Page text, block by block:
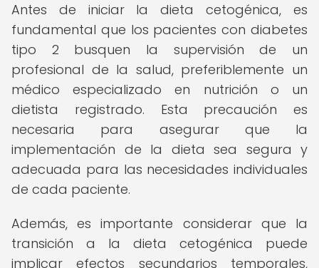
Antes de iniciar la dieta cetogénica, es
fundamental que los pacientes con diabetes
tipo 2 busquen la supervisión de un
profesional de la salud, preferiblemente un
médico especializado en nutrición o un
dietista registrado. Esta precaución es
necesaria para asegurar que la
implementación de la dieta sea segura y
adecuada para las necesidades individuales
de cada paciente.
Además, es importante considerar que la
transición a la dieta cetogénica puede
implicar efectos secundarios temporales,